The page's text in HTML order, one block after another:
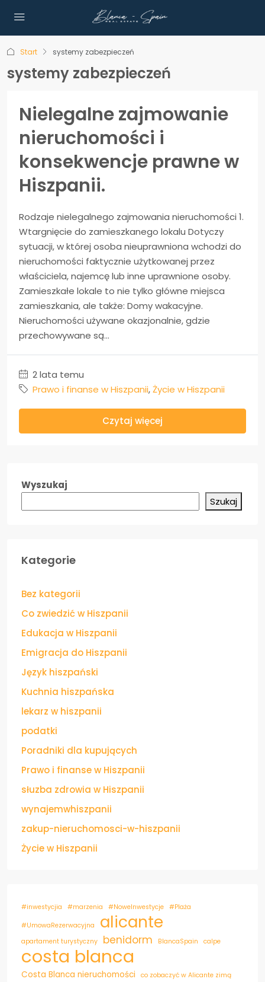
Start systemy zabezpieczeń
systemy zabezpieczeń
Nielegalne zajmowanie
nieruchomości i
konsekwencje prawne w
Hiszpanii.
Rodzaje nielegalnego zajmowania nieruchomości 1.
Wtargnięcie do zamieszkanego lokalu Dotyczy
sytuacji, w której osoba nieuprawniona wchodzi do
nieruchomości faktycznie użytkowanej przez
właściciela, najemcę lub inne uprawnione osoby.
Zamieszkałe lokale to nie tylko główne miejsca
zamieszkania, ale także: Domy wakacyjne.
Nieruchomości używane okazjonalnie, gdzie
przechowywane są...
2 lata temu
Prawo i finanse w Hiszpanii,Życie w Hiszpanii
Czytaj więcej
Wyszukaj
Szukaj
Kategorie
Bez kategorii
Co zwiedzić w Hiszpanii
Edukacja w Hiszpanii
Emigracja do Hiszpanii
Język hiszpański
Kuchnia hiszpańska
lekarz w hiszpanii
podatki
Poradniki dla kupujących
Prawo i finanse w Hiszpanii
słuzba zdrowia w Hiszpanii
wynajemwhiszpanii
zakup-nieruchomosci-w-hiszpanii
Życie w Hiszpanii
#inwestycjia #marzenia #NoweInwestycje #Plaża
#UmowaRezerwacyjna alicante
apartament turystyczny benidorm BlancaSpain calpe
costa blanca
Costa Blanca nieruchomości co zobaczyć w Alicante zimą